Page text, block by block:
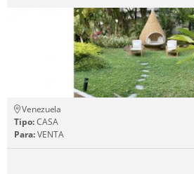
Venezuela
Tipo:CASA
Para:VENTA